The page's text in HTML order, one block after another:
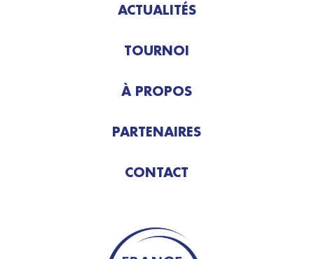
ACTUALITÉS
TOURNOI
À PROPOS
PARTENAIRES
CONTACT